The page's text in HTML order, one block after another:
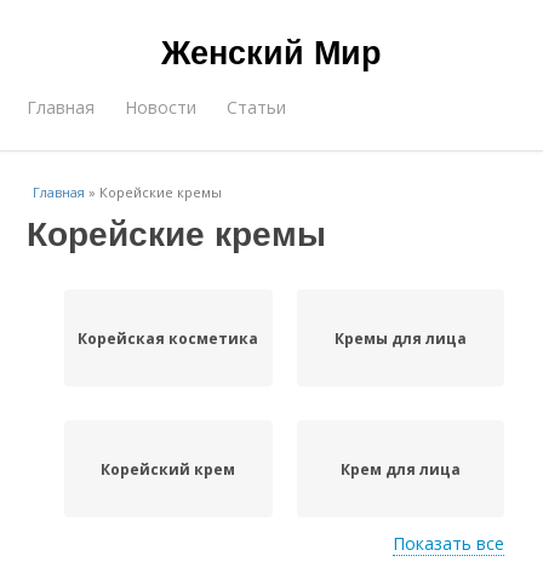
Женский Мир
Главная Новости Статьи
Главная » Корейские кремы
Корейские кремы
Корейская косметика Кремы для лица
Корейский крем Крем для лица
Показать все